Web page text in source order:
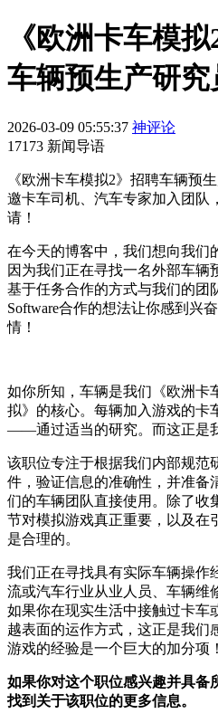
《欧洲卡车模
车辆预生产研究
2026-03-09 05:55:37 神评论
17173 新闻导语
《欧洲卡车模拟2》招聘车辆预
邀卡车司机、汽车专家加入团队
请！
在今天的博客中，我们想向我们
因为我们正在寻找一名外部车辆
基于任务合作的方式与我们的团
Software合作的想法让你感到兴
情！
如你所知，车辆是我们《欧洲卡
拟》的核心。每辆加入游戏的卡
——通过适当的研究。而这正是
该职位专注于根据我们内部规范
件，验证信息的准确性，并准备
们的车辆团队直接使用。除了收
节对模拟游戏真正重要，以及在
是合理的。
我们正在寻找具有实际车辆操作
流或汽车行业从业人员、车辆维
如果你在现实生活中接触过卡车
越表面的运作方式，这正是我们
游戏的经验是一个巨大的加分项！
如果你对这个职位感兴趣并具备
找到关于该职位的更多信息。